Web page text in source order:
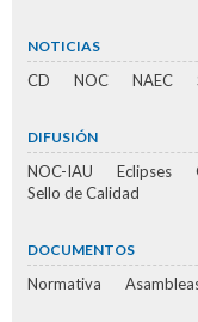
NOTICIAS
CD NOC NAEC
DIFUSIÓN
NOC-IAU Eclipses
Sello de Calidad
DOCUMENTOS
Normativa